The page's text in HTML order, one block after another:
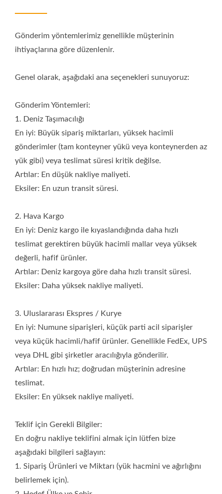
hacimli/hafif ürünler. Genellikle FedEx, UPS veya DHL gibi
müşterinin adresine teslimat. Eksiler: En yüksek nakliye
maliyeti. Teklif için Gerekli Bilgiler: En doğru nakliye teklifini
Ürünleri ve Miktarı (yük hacmini ve ağırlığını belirlemek için).
fabrikanıza/adresinize [DDP/DDU] mı yapılmasını istediğiniz).
E-posta: gison@seed.net.tw ; sales@gison.com
Gönderim yöntemlerimiz genellikle müşterinin
ihtiyaçlarına göre düzenlenir.
Genel olarak, aşağıdaki ana seçenekleri sunuyoruz:
Gönderim Yöntemleri:
1. Deniz Taşımacılığı
En iyi: Büyük sipariş miktarları, yüksek hacimli
gönderimler (tam konteyner yükü veya konteynerden az
yük gibi) veya teslimat süresi kritik değilse.
Artılar: En düşük nakliye maliyeti.
Eksiler: En uzun transit süresi.
2. Hava Kargo
En iyi: Deniz kargo ile kıyaslandığında daha hızlı
teslimat gerektiren büyük hacimli mallar veya yüksek
değerli, hafif ürünler.
Artılar: Deniz kargoya göre daha hızlı transit süresi.
Eksiler: Daha yüksek nakliye maliyeti.
3. Uluslararası Ekspres / Kurye
En iyi: Numune siparişleri, küçük parti acil siparişler
veya küçük hacimli/hafif ürünler. Genellikle FedEx, UPS
veya DHL gibi şirketler aracılığıyla gönderilir.
Artılar: En hızlı hız; doğrudan müşterinin adresine
teslimat.
Eksiler: En yüksek nakliye maliyeti.
Teklif için Gerekli Bilgiler:
En doğru nakliye teklifini almak için lütfen bize
aşağıdaki bilgileri sağlayın:
1. Sipariş Ürünleri ve Miktarı (yük hacmini ve ağırlığını
belirlemek için).